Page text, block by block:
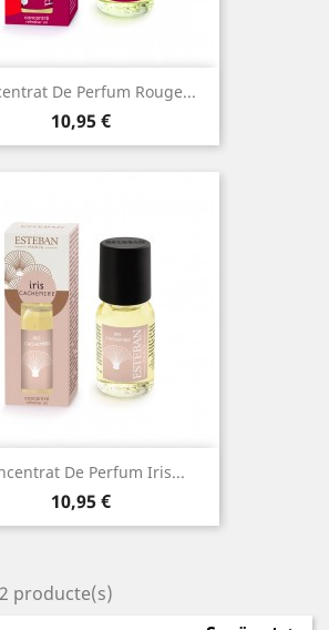
De Perfum Rouge...
Preu
10,95 €
De Perfum Iris...
Preu
10,95 €
producte(s)